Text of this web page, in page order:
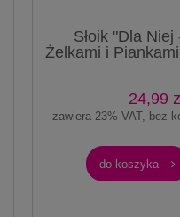
Słoik "Dla Niej
Żelkami i
24,99
zawiera 23% VAT, bez
do koszyka